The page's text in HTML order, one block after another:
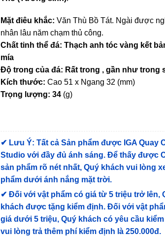
Mặt điêu khắc: Văn Thù Bồ Tát. Ngài được
nhân lâu năm chạm thủ công.
Chất tinh thể đá: Thạch anh tóc vàng kết
mía
Độ trong của đá: Rất trong , gần như trong
Kích thước:Cao 51 x Ngang 32 (mm)
Trọng lượng: 34 (g)
✔ Lưu Ý: Tất cả Sản phẩm được IGA Quay
Studio với đầy đủ ánh sáng. Để thấy được
sản phẩm rõ nét nhất, Quý khách vui lòng
phẩm dưới ánh nắng mặt trời.
✔Đối với vật phẩm có giá từ 5 triệu trở lên,
khách được tặng kiểm định. Đối với vật
giá dưới 5 triệu, Quý khách có yêu cầu
vui lòng trả thêm phí kiểm định là 250.000đ.